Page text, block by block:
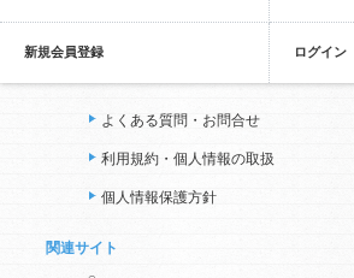
新規会員登録 ログイン
よくある質問・お問合せ
利用規約・個人情報の取扱
個人情報保護方針
関連サイト